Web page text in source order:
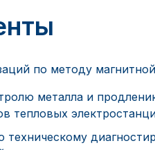
по методу
металла и
тепловых
техническому